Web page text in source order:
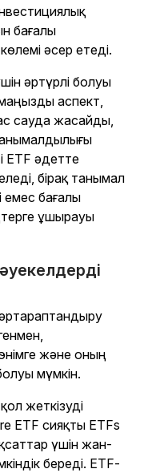
бағалы
әсер етеді.
әртүрлі болуы
аспект,
сауда жасайды,
ETF әдетте
бірақ танымал
емес бағалы
ұшырауы
және оның
мүмкін.
жеткізуді
ETF сияқты ETFs
үшін жан-
береді. ETF-